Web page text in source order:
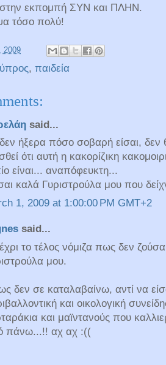
εκπομπή ΣΥΝ και ΠΛΗΝ.
τόσο πολύ!
2009
, παιδεία
said...
ήξερα πόσο σοβαρή είσαι,
ότι αυτή η κακορίζικη
είναι... αναπόφευκτη...
καλά Γυριστρούλα μου που
1, 2009 at 1:00:00 PM GMT+2
said...
το τέλος νόμιζα πως δεν
μου.
δεν σε καταλαβαίνω, αντί να
και οικολογική
και μαϊντανούς που
πάνω...!! αχ αχ :((